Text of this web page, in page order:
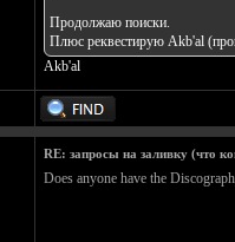
Продолжаю поиски.
Плюс реквестирую Akb'al
Akb'al
RE: запросы на заливку (что
Does anyone have the